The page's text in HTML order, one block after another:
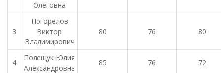
Олеговна
3
Погорелов
Виктор
Владимирович
80 76 80
4
Полещук Юлия
Александровна
85 76 72